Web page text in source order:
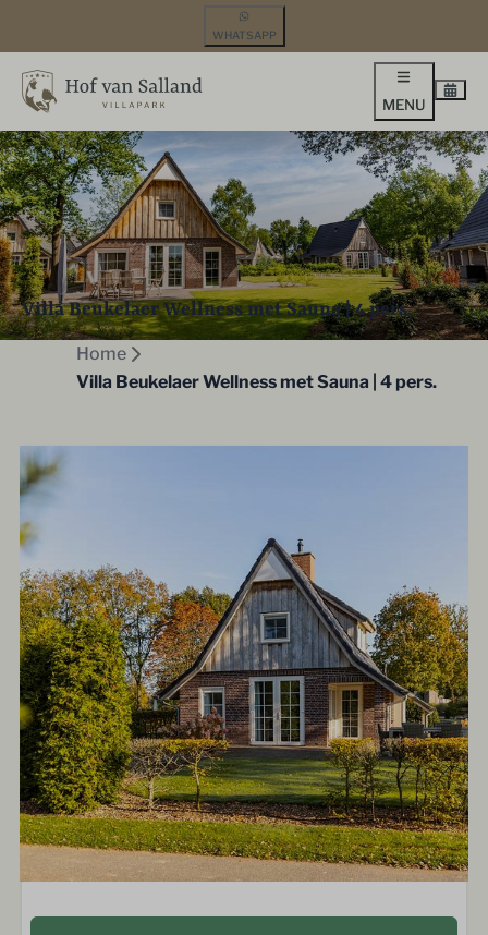
WHATSAPP
MENU
Villa Beukelaer Wellness met Sauna | 4 pers.
Home
Villa Beukelaer Wellness met Sauna | 4 pers.